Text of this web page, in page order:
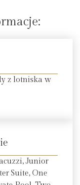
z lotniska w
Junior
Suite, One